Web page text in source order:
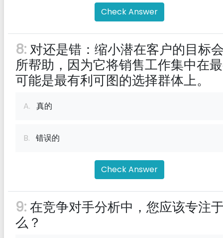
Check Answer
8:对还是错：缩小潜在客户的目标
所帮助，因为它将销售工作集中在
可能是最有利可图的选择群体上。
A. 真的
B. 错误的
Check Answer
9:在竞争对手分析中，您应该专注
么？